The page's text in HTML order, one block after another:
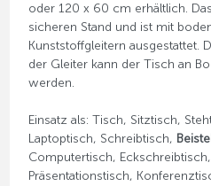
oder 120 x 60 cm erhältlich.
sicheren Stand und ist mit
Kunststoffgleitern ausgestattet.
der Gleiter kann der Tisch an
werden.
Einsatz als: Tisch, Sitztisch,
Laptoptisch, Schreibtisch,
Computertisch,
Präsentationstisch,